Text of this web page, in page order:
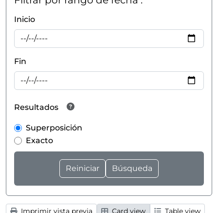
Inicio
Fin
Resultados
Superposición
Exacto
Imprimir vista previa Card view
Table view